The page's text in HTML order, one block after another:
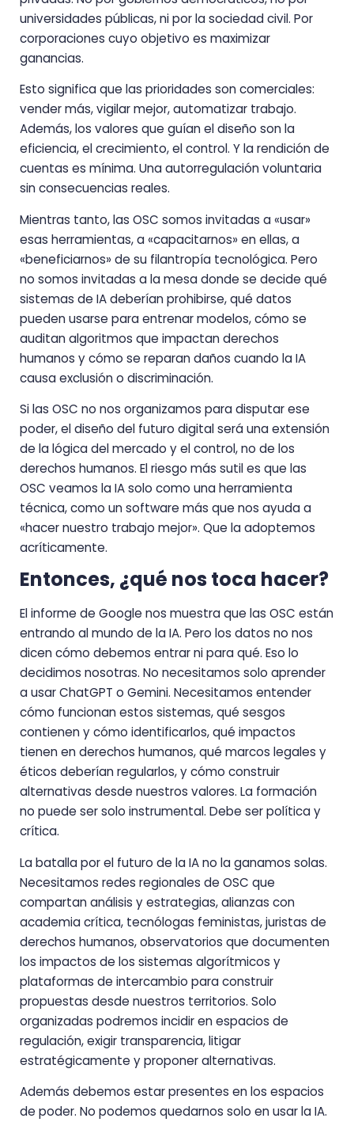
universidades públicas, ni por la sociedad civil. Por
corporaciones cuyo objetivo es maximizar
ganancias.
Esto significa que las prioridades son comerciales:
vender más, vigilar mejor, automatizar trabajo.
Además, los valores que guían el diseño son la
eficiencia, el crecimiento, el control. Y la rendición de
cuentas es mínima. Una autorregulación voluntaria
sin consecuencias reales.
Mientras tanto, las OSC somos invitadas a «usar»
esas herramientas, a «capacitarnos» en ellas, a
«beneficiarnos» de su filantropía tecnológica. Pero
no somos invitadas a la mesa donde se decide qué
sistemas de IA deberían prohibirse, qué datos
pueden usarse para entrenar modelos, cómo se
auditan algoritmos que impactan derechos
humanos y cómo se reparan daños cuando la IA
causa exclusión o discriminación.
Si las OSC no nos organizamos para disputar ese
poder, el diseño del futuro digital será una extensión
de la lógica del mercado y el control, no de los
derechos humanos. El riesgo más sutil es que las
OSC veamos la IA solo como una herramienta
técnica, como un software más que nos ayuda a
«hacer nuestro trabajo mejor». Que la adoptemos
acríticamente.
Entonces, ¿qué nos toca hacer?
El informe de Google nos muestra que las OSC están
entrando al mundo de la IA. Pero los datos no nos
dicen cómo debemos entrar ni para qué. Eso lo
decidimos nosotras. No necesitamos solo aprender
a usar ChatGPT o Gemini. Necesitamos entender
cómo funcionan estos sistemas, qué sesgos
contienen y cómo identificarlos, qué impactos
tienen en derechos humanos, qué marcos legales y
éticos deberían regularlos, y cómo construir
alternativas desde nuestros valores. La formación
no puede ser solo instrumental. Debe ser política y
crítica.
La batalla por el futuro de la IA no la ganamos solas.
Necesitamos redes regionales de OSC que
compartan análisis y estrategias, alianzas con
academia crítica, tecnólogas feministas, juristas de
derechos humanos, observatorios que documenten
los impactos de los sistemas algorítmicos y
plataformas de intercambio para construir
propuestas desde nuestros territorios. Solo
organizadas podremos incidir en espacios de
regulación, exigir transparencia, litigar
estratégicamente y proponer alternativas.
Además debemos estar presentes en los espacios
de poder. No podemos quedarnos solo en usar la IA.